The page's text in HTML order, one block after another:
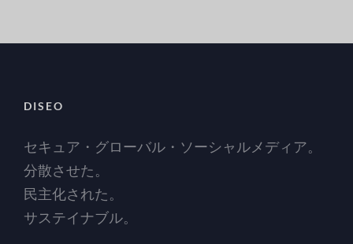
DISEO
セキュア・グローバル・ソーシャルメディア。
分散させた。
民主化された。
サステイナブル。